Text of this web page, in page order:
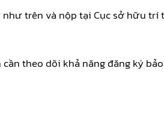
trên và nộp tại Cục sở hữu trí
theo dõi khả năng đăng ký